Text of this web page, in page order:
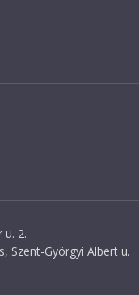
u. 2.
Szent-Györgyi Albert u.